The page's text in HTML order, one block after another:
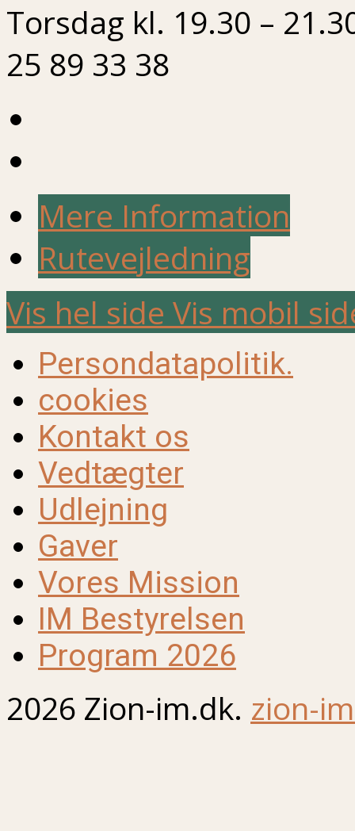
Torsdag kl. 19.30 –
25 89 33 38
Mere Information
Rutevejledning
Vis hel side Vis mobil
Persondatapolitik.
cookies
Kontakt os
Vedtægter
Udlejning
Gaver
Vores Mission
IM Bestyrelsen
Program 2026
2026 Zion-im.dk. zion-